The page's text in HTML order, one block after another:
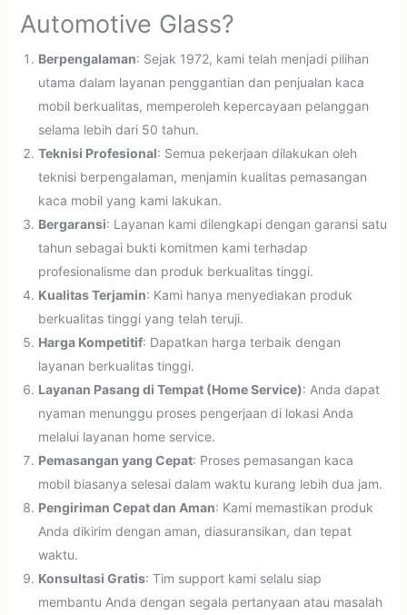
Automotive Glass?
Berpengalaman: Sejak 1972, kami telah menjadi pilihan
utama dalam layanan penggantian dan penjualan kaca
mobil berkualitas, memperoleh kepercayaan pelanggan
selama lebih dari 50 tahun.
Teknisi Profesional: Semua pekerjaan dilakukan oleh
teknisi berpengalaman, menjamin kualitas pemasangan
kaca mobil yang kami lakukan.
Bergaransi: Layanan kami dilengkapi dengan garansi satu
tahun sebagai bukti komitmen kami terhadap
profesionalisme dan produk berkualitas tinggi.
Kualitas Terjamin: Kami hanya menyediakan produk
berkualitas tinggi yang telah teruji.
Harga Kompetitif: Dapatkan harga terbaik dengan
layanan berkualitas tinggi.
Layanan Pasang di Tempat (Home Service): Anda dapat
nyaman menunggu proses pengerjaan di lokasi Anda
melalui layanan home service.
Pemasangan yang Cepat: Proses pemasangan kaca
mobil biasanya selesai dalam waktu kurang lebih dua jam.
Pengiriman Cepat dan Aman: Kami memastikan produk
Anda dikirim dengan aman, diasuransikan, dan tepat
waktu.
Konsultasi Gratis: Tim support kami selalu siap
membantu Anda dengan segala pertanyaan atau masalah